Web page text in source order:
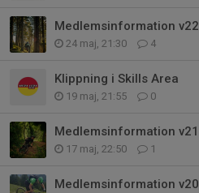
Medlemsinformation v22
24 maj, 21:30 4
Klippning i Skills Area
19 maj, 21:55 0
Medlemsinformation v21
17 maj, 22:50 1
Medlemsinformation v20